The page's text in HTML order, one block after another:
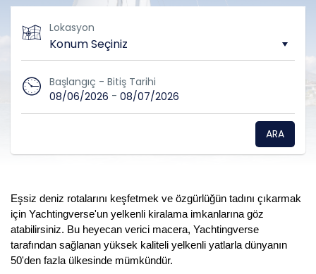
Lokasyon
Başlangıç - Bitiş Tarihi
08/06/2026 - 08/07/2026
ARA
Eşsiz deniz rotalarını keşfetmek ve özgürlüğün tadını çıkarmak
için Yachtingverse'un yelkenli kiralama imkanlarına göz
atabilirsiniz. Bu heyecan verici macera, Yachtingverse
tarafından sağlanan yüksek kaliteli yelkenli yatlarla dünyanın
50'den fazla ülkesinde mümkündür.